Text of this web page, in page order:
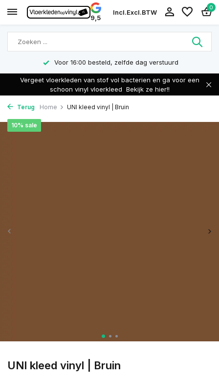
9,5
Incl.Excl.BTW
0
Voor 16:00 besteld, zelfde dag verstuurd
Vergeet vloerkleden van stof vol bacterien en ga voor een
schoon vinyl vloerkleed Bekijk ze hier!!
Terug Home UNI kleed vinyl | Bruin
UNI kleed vinyl | Bruin
10% sale